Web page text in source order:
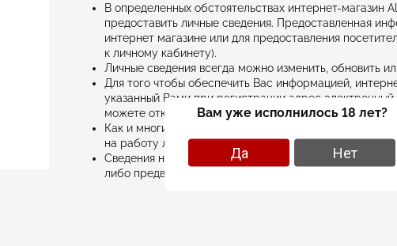
В определенных обстоятельствах интернет-магазин
предоставить личные сведения. Предоставленная
интернет магазине или для предоставления
к личному кабинету).
Личные сведения всегда можно изменить, обновить
Для того чтобы обеспечить Вас информацией,
указанный Вами при регистрации адрес
можете отказаться от нее.
Как и многие другие сайты, Интернет-магазин
на работу лично с Вами. В частности без этой
Сведения на данном сайте имеют информативный
либо предварительного уведомления.
Вам уже исполнилось 18 лет?
Да Нет